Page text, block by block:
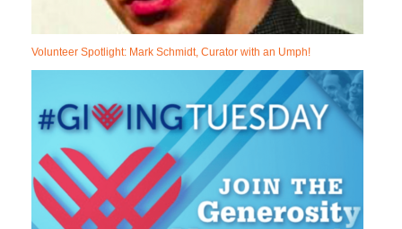
Volunteer Spotlight: Mark Schmidt, Curator with an Umph!